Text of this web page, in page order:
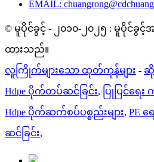
EMAIL:
© မူပိုင်ခွင့် - ၂၀၁၀-၂၀၂၅ : မူပိုင်ခွ
ထားသည်။
လူကြိုက်များသော ထုတ်ကုန်များ - ဆို
Hdpe ပိုက်တပ်ဆင်ခြင်း, ပြုပြင်ရေ
Hdpe ပိုက်ဆက်စပ်ပစ္စည်းများ, PE
ဆင်ခြင်း,